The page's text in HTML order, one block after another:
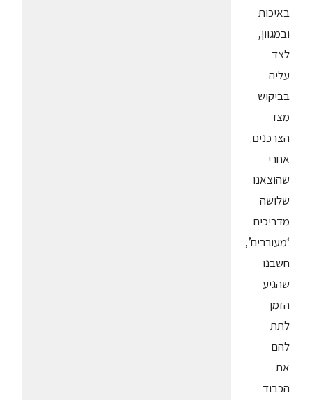
באיכות
ובמגוון,
לצד
עליה
בביקוש
מצד
הצרכנים.
אחרי
שהוצאנו
שלושה
מדריכים
‘מעורבים’,
חשבנו
שהגיע
הזמן
לתת
להם
את
הכבוד